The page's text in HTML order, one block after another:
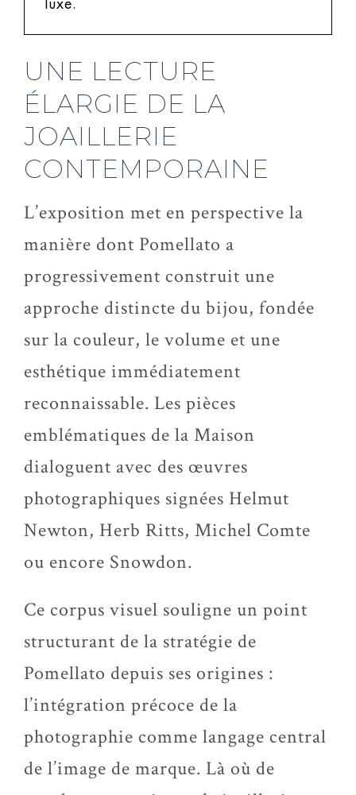
luxe.
UNE LECTURE
ÉLARGIE DE LA
JOAILLERIE
CONTEMPORAINE
L’exposition met en perspective la
manière dont Pomellato a
progressivement construit une
approche distincte du bijou, fondée
sur la couleur, le volume et une
esthétique immédiatement
reconnaissable. Les pièces
emblématiques de la Maison
dialoguent avec des œuvres
photographiques signées Helmut
Newton, Herb Ritts, Michel Comte
ou encore Snowdon.
Ce corpus visuel souligne un point
structurant de la stratégie de
Pomellato depuis ses origines :
l’intégration précoce de la
photographie comme langage central
de l’image de marque. Là où de